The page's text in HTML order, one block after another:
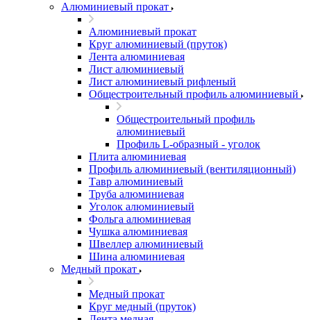
Алюминиевый прокат
Алюминиевый прокат
Круг алюминиевый (пруток)
Лента алюминиевая
Лист алюминиевый
Лист алюминиевый рифленый
Общестроительный профиль алюминиевый
Общестроительный профиль
алюминиевый
Профиль L-образный - уголок
Плита алюминиевая
Профиль алюминиевый (вентиляционный)
Тавр алюминиевый
Труба алюминиевая
Уголок алюминиевый
Фольга алюминиевая
Чушка алюминиевая
Швеллер алюминиевый
Шина алюминиевая
Медный прокат
Медный прокат
Круг медный (пруток)